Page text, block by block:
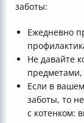
заботы:
Ежедневно
Не давайте
предметами,
Если в
заботы, то
с котенком: